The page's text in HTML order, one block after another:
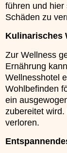
führen und hier
Schäden zu
Kulinarisches
Zur Wellness
Ernährung
Wellnesshotel
Wohlbefinden
ein
zubereitet
verloren.